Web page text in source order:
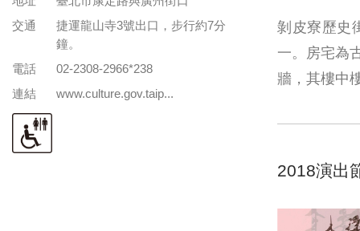
交通
捷運龍山寺3號出口，步行約7分
鐘。
電話
02-2308-2966*238
連結
www.culture.gov.taip...
剝皮寮歷史
一。房宅為
牆，其樓中
2018演出